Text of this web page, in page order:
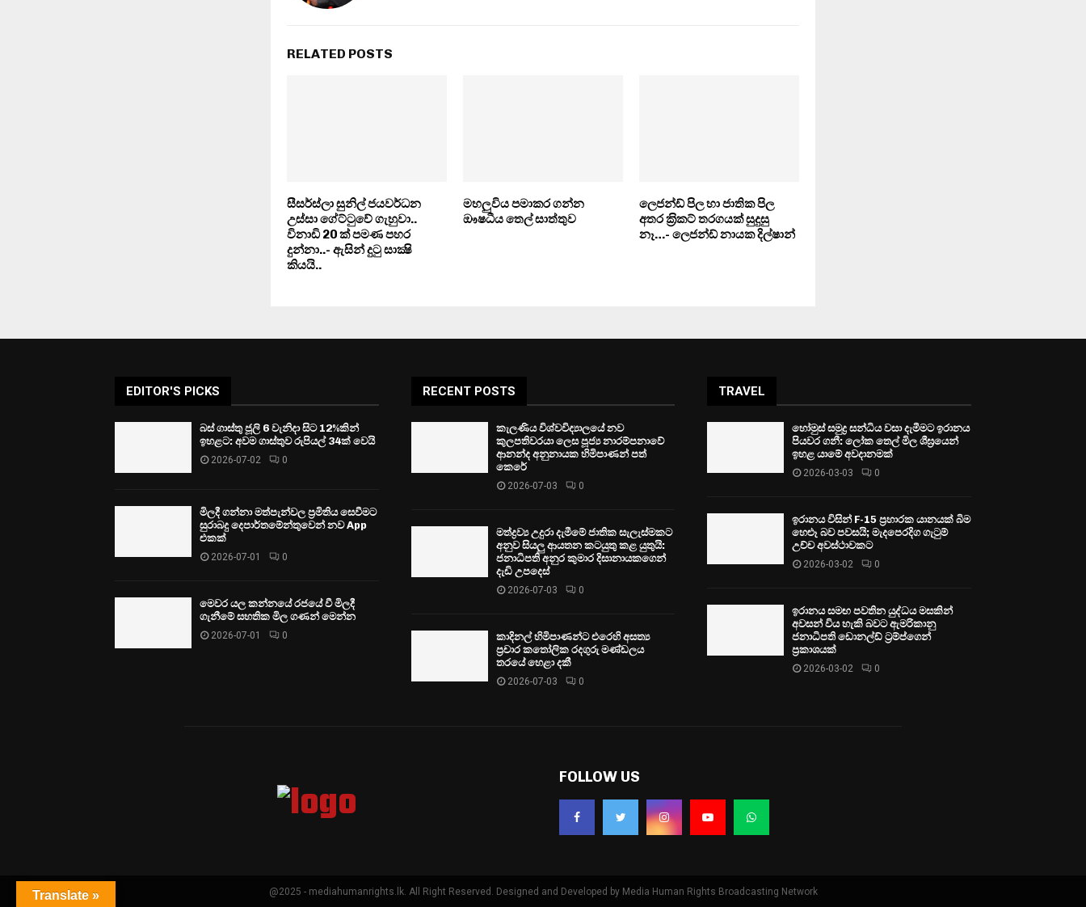
RELATED POSTS
සීසර්ස්ලා සුනිල් ජයවර්ධන
උස්සා ගේට්ටුවේ ගැහුවා..
විනාඩි 20 ක් පමණ පහර
දුන්නා..- ඇසින් දුටු සාක්‍ෂි
කියයි..
මහලුවිය පමාකර ගන්න
ඖෂධීය තෙල් සාත්තුව
ලෙජන්ඩ් පිල හා ජාතික පිල
අතර ක‍්‍රිකට් තරගයක් සුදුසු
නෑ…- ලෙජන්ඩ් නායක දිල්ෂාන්
EDITOR'S PICKS
බස් ගාස්තු ජූලි 6 වැනිදා සිට 12%කින්
ඉහළට: අවම ගාස්තුව රුපියල් 34ක් වෙයි
2026-07-02 0
මිලදී ගන්නා මත්පැන්වල ප්‍රමිතිය සෙවීමට
සුරාබදු දෙපාර්තමේන්තුවෙන් නව App
එකක්
2026-07-01 0
මෙවර යල කන්නයේ රජයේ වී මිලදී
ගැනීමේ සහතික මිල ගණන් මෙන්න
2026-07-01 0
RECENT POSTS
කැලණිය විශ්වවිද්‍යාලයේ නව
කුලපතිවරයා ලෙස පූජ්‍ය නාරම්පනාවේ
ආනන්ද අනුනායක හිමිපාණන් පත්
කෙරේ
2026-07-03 0
මත්ද්‍රව්‍ය උදුරා දැමීමේ ජාතික සැලැස්මකට
අනුව සියලු ආයතන කටයුතු කළ යුතුයි:
ජනාධිපති අනුර කුමාර දිසානායකගෙන්
දැඩි උපදෙස්
2026-07-03 0
කාදිනල් හිමිපාණන්ට එරෙහි අසත්‍ය
ප්‍රචාර කතෝලික රදගුරු මණ්ඩලය
තරයේ හෙළා දකී
2026-07-03 0
TRAVEL
හෝමුස් සමුද්‍ර සන්ධිය වසා දැමීමට ඉරානය
පියවර ගනී: ලෝක තෙල් මිල ශීඝ්‍රයෙන්
ඉහළ යාමේ අවදානමක්
2026-03-03 0
ඉරානය විසින් F-15 ප්‍රහාරක යානයක් බිම
හෙළූ බව පවසයි; මැදපෙරදිග ගැටුම්
උච්ච අවස්ථාවකට
2026-03-02 0
ඉරානය සමඟ පවතින යුද්ධය මසකින්
අවසන් විය හැකි බවට ඇමරිකානු
ජනාධිපති ඩොනල්ඩ් ට්‍රම්ප්ගෙන්
ප්‍රකාශයක්
2026-03-02 0
FOLLOW US
@2025 - mediahumanrights.lk. All Right Reserved. Designed and Developed by Media Human Rights Broadcasting Network
Translate »